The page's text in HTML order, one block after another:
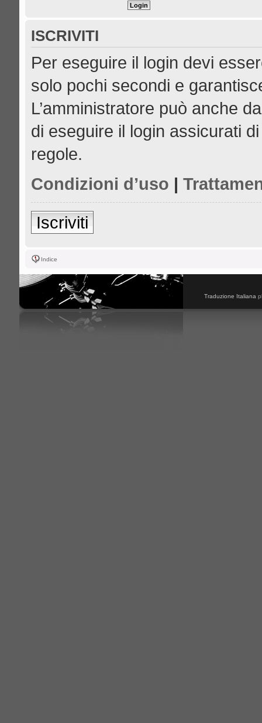
ISCRIVITI
Per eseguire il login devi
solo pochi secondi e
L’amministratore può anche
di eseguire il login assicurati
regole.
Condizioni d’uso |
Iscriviti
Indice
Traduzione Italiana